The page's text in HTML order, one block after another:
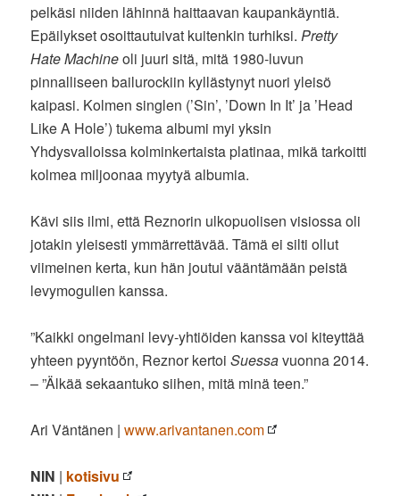
pelkäsi niiden lähinnä haittaavan kaupankäyntiä.
Epäilykset osoittautuivat kuitenkin turhiksi. Pretty
Hate Machineoli juuri sitä, mitä 1980-luvun
pinnalliseen bailurockiin kyllästynyt nuori yleisö
kaipasi. Kolmen singlen (’Sin’, ’Down In It’ ja ’Head
Like A Hole’) tukema albumi myi yksin
Yhdysvalloissa kolminkertaista platinaa, mikä tarkoitti
kolmea miljoonaa myytyä albumia.
Kävi siis ilmi, että Reznorin ulkopuolisen visiossa oli
jotakin yleisesti ymmärrettävää. Tämä ei silti ollut
viimeinen kerta, kun hän joutui vääntämään peistä
levymogulien kanssa.
”Kaikki ongelmani levy-yhtiöiden kanssa voi kiteyttää
yhteen pyyntöön, Reznor kertoiSuessavuonna 2014.
– ”Älkää sekaantuko siihen, mitä minä teen.”
Ari Väntänen |www.arivantanen.com
NIN | kotisivu